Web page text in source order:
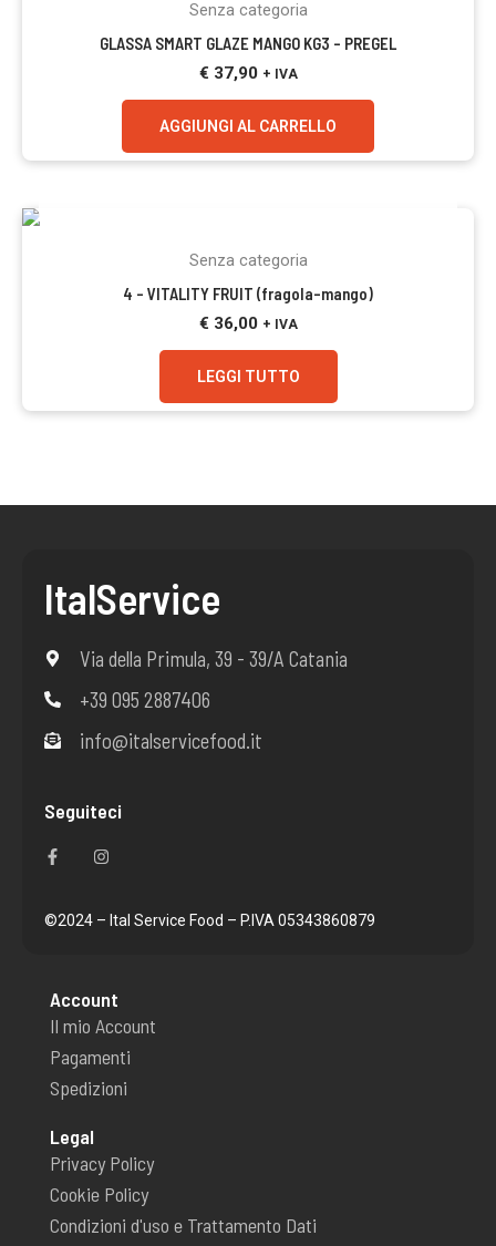
Senza categoria
GLASSA SMART GLAZE MANGO KG3 – PREGEL
€ 37,90 + IVA
AGGIUNGI AL CARRELLO
Senza categoria
4 – VITALITY FRUIT (fragola-mango)
€ 36,00 + IVA
LEGGI TUTTO
ItalService
Via della Primula, 39 - 39/A Catania
+39 095 2887406
info@italservicefood.it
Seguiteci
a
c
o
o
n
s
©2024 – Ital Service Food – P.IVA 05343860879
Account
Il mio Account
Pagamenti
Spedizioni
Legal
Privacy Policy
Cookie Policy
Condizioni d'uso e Trattamento Dati